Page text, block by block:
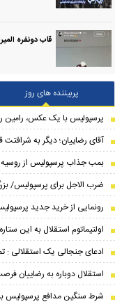
قاب دونفره
پربیننده های روز
پرسپولیس با یک عکس، رامین
آقای رضاییان؛ دیگر به
بمب جذاب پرسپولیس از
ضرب الاجل برای پرسپولیس/
رونمایی از خرید جدید
اولتیماتوم استقلال به این ستاره
ادعای جنجالی یک استقلالی :
استقلال دوباره به رضاییان
شرط سنگین مدافع پرسپولیس